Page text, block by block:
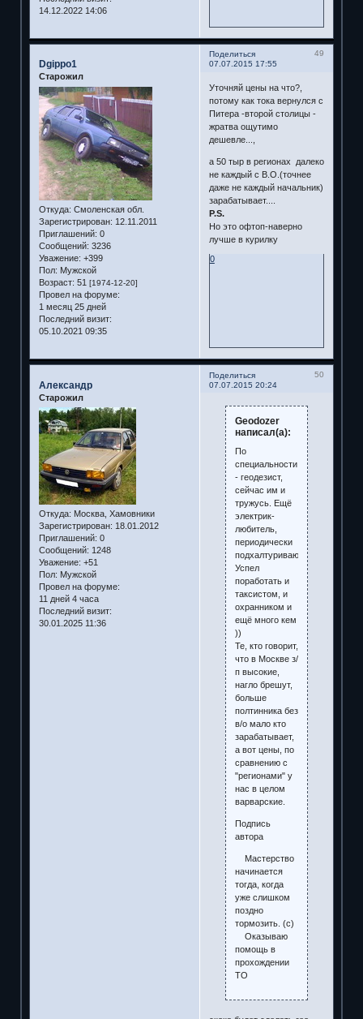
14.12.2022 14:06
Поделиться
49
07.07.2015 17:55
Dgippo1
Старожил
Откуда: Смоленская обл.
Зарегистрирован: 12.11.2011
Приглашений: 0
Сообщений: 3236
Уважение: +399
Пол: Мужской
Возраст: 51 [1974-12-20]
Провел на форуме:
1 месяц 25 дней
Последний визит:
05.10.2021 09:35
Уточняй цены на что?,
потому как тока вернулся с
Питера -второй столицы -
жратва ощутимо
дешевле...,
а 50 тыр в регионах далеко
не каждый с В.О.(точнее
даже не каждый начальник)
зарабатывает....
P.S.
Но это офтоп-наверно
лучше в курилку
0
Поделиться
50
07.07.2015 20:24
Александр
Старожил
Откуда: Москва, Хамовники
Зарегистрирован: 18.01.2012
Приглашений: 0
Сообщений: 1248
Уважение: +51
Пол: Мужской
Провел на форуме:
11 дней 4 часа
Последний визит:
30.01.2025 11:36
Geodozer
написал(а):
По
специальности
- геодезист,
сейчас им и
тружусь. Ещё
электрик-
любитель,
периодически
подхалтуриваю.
Успел
поработать и
таксистом, и
охранником и
ещё много кем
))
Те, кто говорит,
что в Москве з/
п высокие,
нагло брешут,
больше
полтинника без
в/о мало кто
зарабатывает,
а вот цены, по
сравнению с
"регионами" у
нас в целом
варварские.
Подпись
автора
Мастерство
начинается
тогда, когда
уже слишком
поздно
тормозить. (с)
Оказываю
помощь в
прохождении
ТО